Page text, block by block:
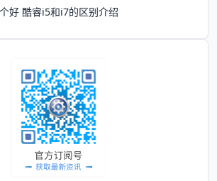
好 酷睿i5和i7的区别介绍